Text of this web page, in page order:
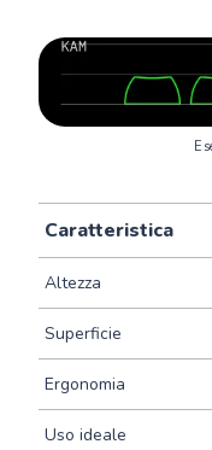
Caratteristica
Altezza
Superficie
Ergonomia
Uso ideale